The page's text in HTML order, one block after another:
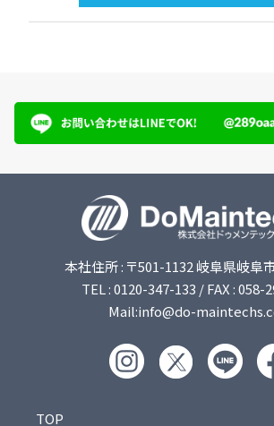
本社住所 : 〒501-1132 岐阜県岐阜
TEL : 0120-347-133 / FAX : 058-
Mail:info@do-
TOP